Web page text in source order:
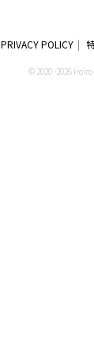
PRIVACY POLICY
© 2020 -2026